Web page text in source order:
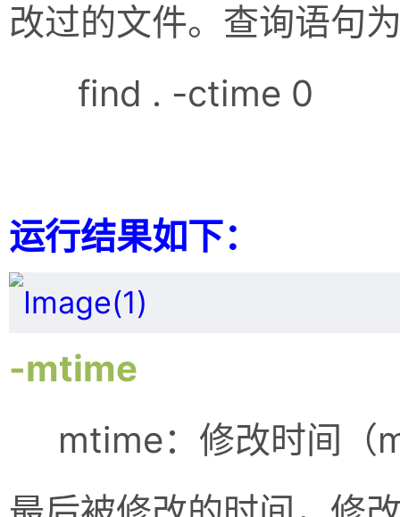
改过的文件。查询语句
find . -ctime 0
运行结果如下：
-mtime
mtime：修改时间（